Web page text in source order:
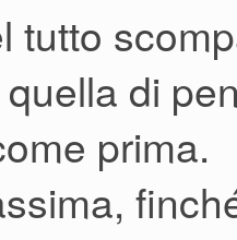
tutto
di
prima.